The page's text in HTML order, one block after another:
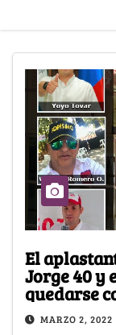
El
Jorge 40 y
quedarse
MARZO 2, 2022